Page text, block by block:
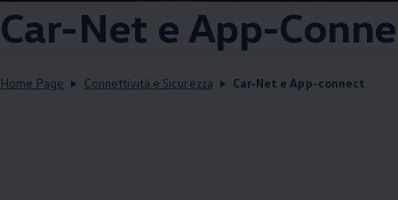
Car-Net e App-
Home Page Connettività e Sicurezza Car-Net e App-connect